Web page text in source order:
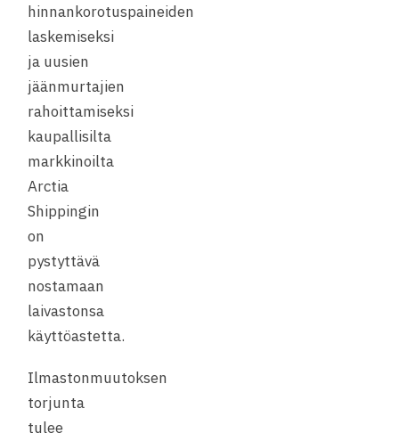
hinnankorotuspaineiden
laskemiseksi
ja uusien
jäänmurtajien
rahoittamiseksi
kaupallisilta
markkinoilta
Arctia
Shippingin
on
pystyttävä
nostamaan
laivastonsa
käyttöastetta.
Ilmastonmuutoksen
torjunta
tulee